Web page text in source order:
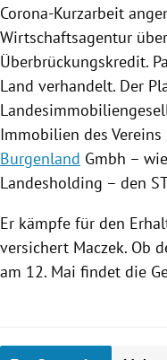
Corona-Kurzarbeit
Wirtschaftsagentur
Überbrückungskredit.
Land verhandelt. Der
Immobilien des
Burgenland Gmbh –
Landesholding – den
Er kämpfe für den
versichert Maczek. Ob
am 12. Mai findet die